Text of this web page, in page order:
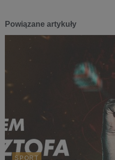
Powiązane artykuły
SPORT